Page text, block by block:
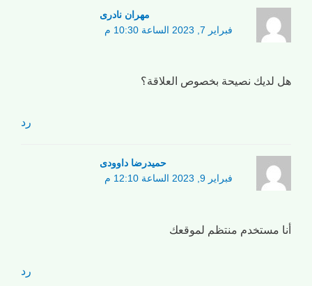
مهران نادری
فبراير 7, 2023 الساعة 10:30 م
هل لديك نصيحة بخصوص العلاقة؟
رد
حمیدرضا داوودی
فبراير 9, 2023 الساعة 12:10 م
أنا مستخدم منتظم لموقعك
رد